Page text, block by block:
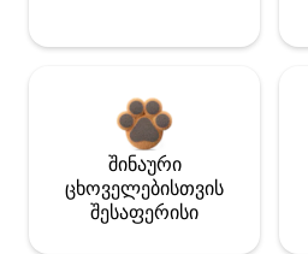
შინაური
ცხოველებისთვის
შესაფერისი